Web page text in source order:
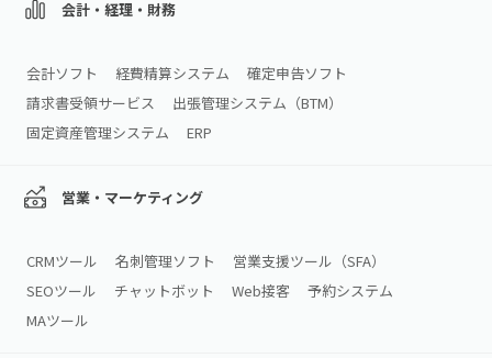
会計・経理・財務
会計ソフト 経費精算システム
確定申告ソフト
請求書受領サービス
出張管理システム（BTM）
固定資産管理システム
ERP
営業・マーケティング
CRMツール 名刺管理ソフト
営業支援ツール（SFA）
SEOツール
チャットボット Web接客
予約システム
MAツール